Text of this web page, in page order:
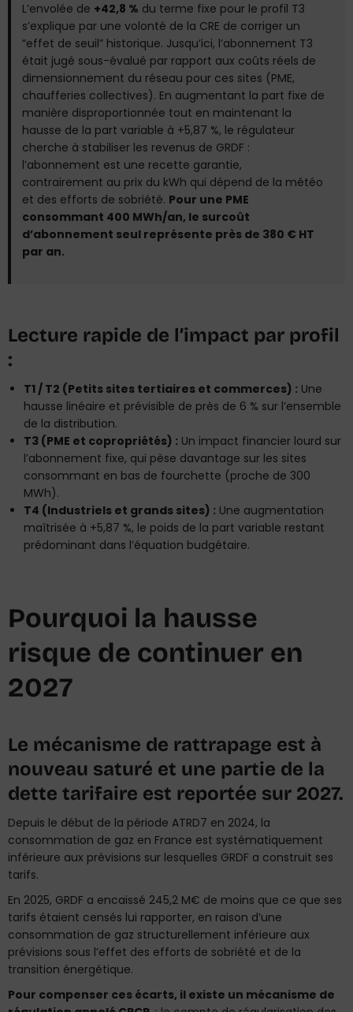
L’envolée de +42,8 % du terme fixe pour le profil T3
s’explique par une volonté de la CRE de corriger un
“effet de seuil” historique. Jusqu’ici, l’abonnement T3
était jugé sous-évalué par rapport aux coûts réels de
dimensionnement du réseau pour ces sites (PME,
chaufferies collectives). En augmentant la part fixe de
manière disproportionnée tout en maintenant la
hausse de la part variable à +5,87 %, le régulateur
cherche à stabiliser les revenus de GRDF :
l’abonnement est une recette garantie,
contrairement au prix du kWh qui dépend de la météo
et des efforts de sobriété. Pour une PME
consommant 400 MWh/an, le surcoût
d’abonnement seul représente près de 380 € HT
par an.
Lecture rapide de l’impact par profil
:
T1 / T2 (Petits sites tertiaires et commerces) : Une
hausse linéaire et prévisible de près de 6 % sur l’ensemble
de la distribution.
T3 (PME et copropriétés) : Un impact financier lourd sur
l’abonnement fixe, qui pèse davantage sur les sites
consommant en bas de fourchette (proche de 300
MWh).
T4 (Industriels et grands sites) : Une augmentation
maîtrisée à +5,87 %, le poids de la part variable restant
prédominant dans l’équation budgétaire.
Pourquoi la hausse
risque de continuer en
2027
Le mécanisme de rattrapage est à
nouveau saturé et une partie de la
dette tarifaire est reportée sur 2027.
Depuis le début de la période ATRD7 en 2024, la
consommation de gaz en France est systématiquement
inférieure aux prévisions sur lesquelles GRDF a construit ses
tarifs.
En 2025, GRDF a encaissé 245,2 M€ de moins que ce que ses
tarifs étaient censés lui rapporter, en raison d’une
consommation de gaz structurellement inférieure aux
prévisions sous l’effet des efforts de sobriété et de la
transition énergétique.
Pour compenser ces écarts, il existe un mécanisme de